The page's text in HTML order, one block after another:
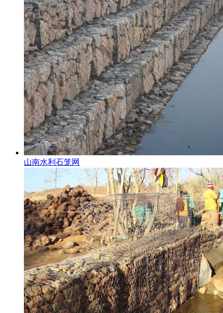
山南水利石笼网